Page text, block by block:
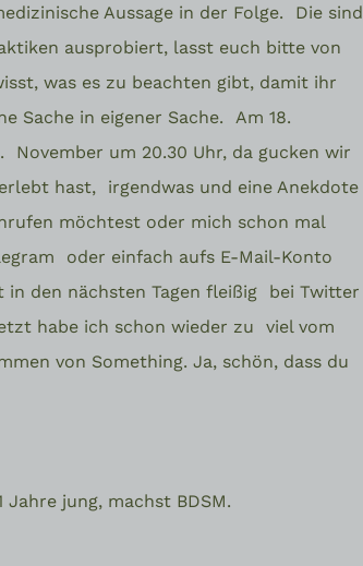
Aussage in der Folge.
Die sind
ausprobiert, lasst euch bitte von
was es zu beachten gibt, damit ihr
Sache in eigener Sache.
Am 18.
November um 20.30 Uhr, da gucken wir
hast,
irgendwas und eine Anekdote
möchtest oder mich schon mal
oder einfach aufs E-Mail-Konto
den nächsten Tagen fleißig
bei Twitter
habe ich schon wieder zu
viel vom
von Something. Ja, schön, dass du
Jahre jung, machst BDSM.